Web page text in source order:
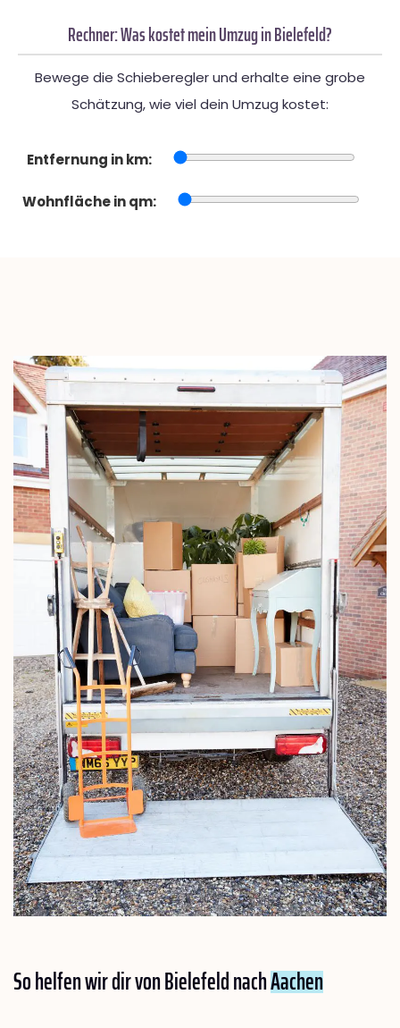
Rechner: Was kostet mein Umzug in Bielefeld?
Bewege die Schieberegler und erhalte eine grobe
Schätzung, wie viel dein Umzug kostet:
Entfernung in km:
Wohnfläche in qm:
So helfen wir dir von Bielefeld nachAachen